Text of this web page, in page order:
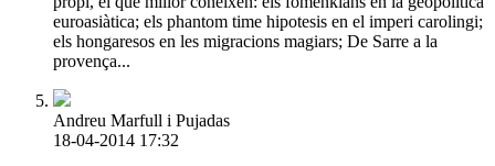
euroasiàtica; els phantom time hipotesis en el imperi carolingi;
els hongaresos en les migracions magiars; De Sarre a la
provença...
Andreu Marfull i Pujadas
18-04-2014 17:32